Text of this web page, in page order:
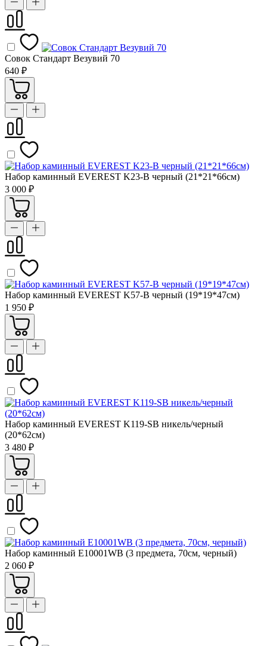
Совок Стандарт Везувий 70
640 ₽
Набор каминный EVEREST K23-B черный (21*21*66см)
3 000 ₽
Набор каминный EVEREST K57-B черный (19*19*47см)
1 950 ₽
Набор каминный EVEREST K119-SB никель/черный
(20*62см)
3 480 ₽
Набор каминный Е10001WВ (3 предмета, 70см, черный)
2 060 ₽